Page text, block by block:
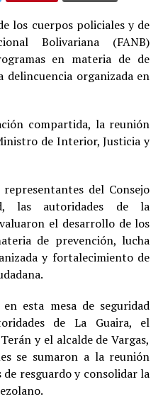
los cuerpos policiales y de
Bolivariana (FANB)
en materia de de
organizada en
compartida, la reunión
de Interior, Justicia y
del Consejo
las autoridades de la
el desarrollo de los
de prevención, lucha
y fortalecimiento de
esta mesa de seguridad
de La Guaira, el
y el alcalde de Vargas,
se sumaron a la reunión
resguardo y consolidar la